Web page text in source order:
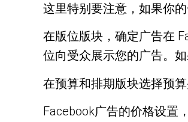
这里特别要注意，如果你
在版位版块，确定广告在
位向受众展示您的广告。
在预算和排期版块选择预算
Facebook广告的价格设置